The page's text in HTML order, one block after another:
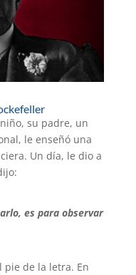
su padre, un
le enseñó una
Un día, le dio a
es para observar
pie de la letra. En